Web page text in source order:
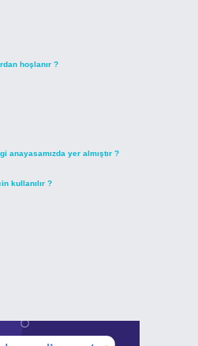
hoşlanır ?
anayasamızda yer almıştır ?
kullanılır ?